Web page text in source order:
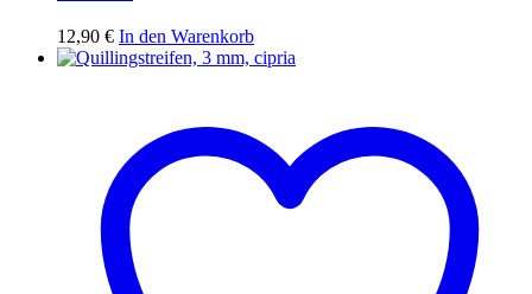
12,90 € In den Warenkorb